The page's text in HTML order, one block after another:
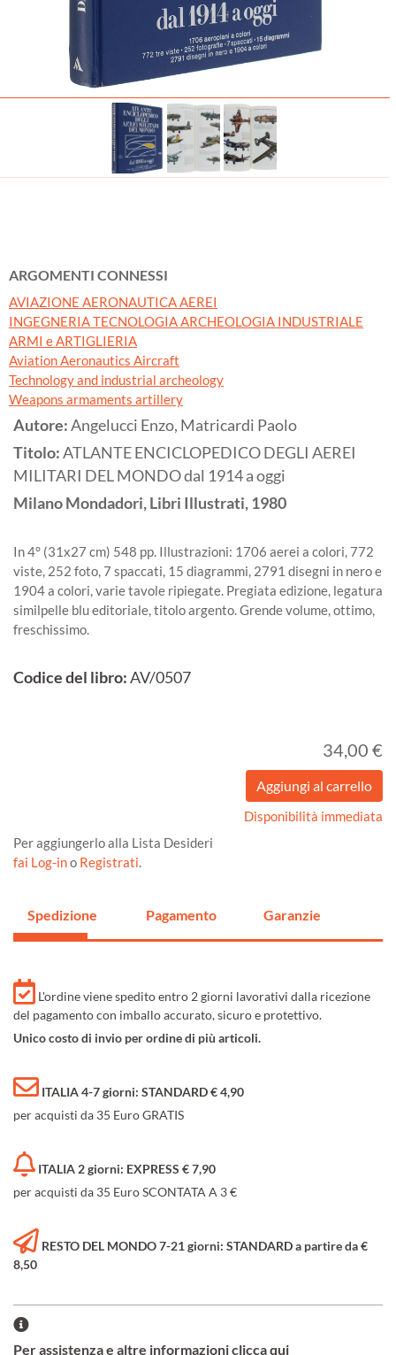
ARGOMENTI CONNESSI
AVIAZIONE AERONAUTICA AEREI
INGEGNERIA TECNOLOGIA ARCHEOLOGIA INDUSTRIALE
ARMI e ARTIGLIERIA
Aviation Aeronautics Aircraft
Technology and industrial archeology
Weapons armaments artillery
Autore:Angelucci Enzo, Matricardi Paolo
Titolo:ATLANTE ENCICLOPEDICO DEGLI AEREI
MILITARI DEL MONDO dal 1914 a oggi
MilanoMondadori, Libri Illustrati,1980
In 4° (31x27 cm) 548 pp. Illustrazioni: 1706 aerei a colori, 772
viste, 252 foto, 7 spaccati, 15 diagrammi, 2791 disegni in nero e
1904 a colori, varie tavole ripiegate. Pregiata edizione, legatura
similpelle blu editoriale, titolo argento. Grende volume, ottimo,
freschissimo.
Codice del libro:AV/0507
34,00 €
Disponibilità immediata
Per aggiungerlo alla Lista Desideri
fai Log-ino Registrati.
Spedizione Pagamento Garanzie
L'ordine viene spedito entro 2 giorni lavorativi dalla ricezione
del pagamento con imballo accurato, sicuro e protettivo.
Unico costo di invio per ordine di più articoli.
ITALIA 4-7 giorni: STANDARD € 4,90
per acquisti da 35 Euro GRATIS
ITALIA 2 giorni: EXPRESS € 7,90
per acquisti da 35 Euro SCONTATA A 3 €
RESTO DEL MONDO 7-21 giorni: STANDARD a partire da €
8,50
Per assistenza e altre informazioni clicca qui